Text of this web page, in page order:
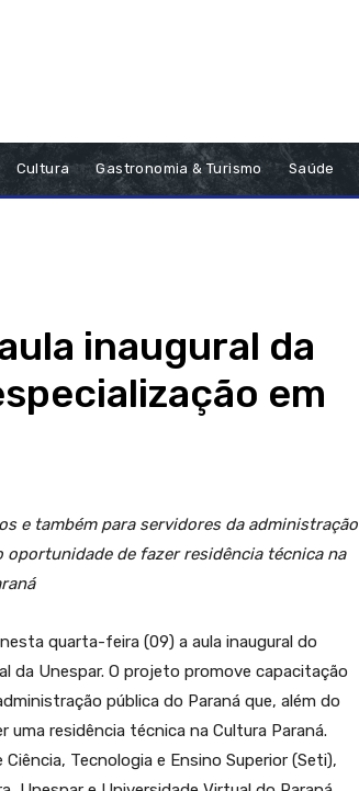
Cultura Gastronomia & Turismo Saúde
inaugural da
em
e também para servidores da administração
de fazer residência técnica na
quarta-feira (09) a aula inaugural do
da Unespar. O projeto promove capacitação
pública do Paraná que, além do
residência técnica na Cultura Paraná.
Tecnologia e Ensino Superior (Seti),